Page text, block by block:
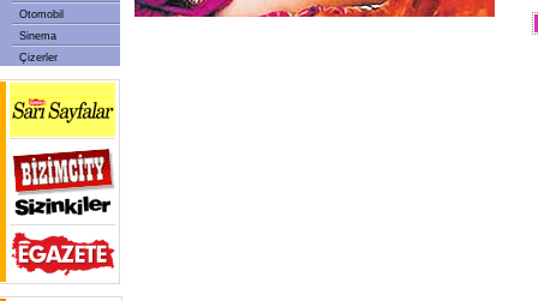
Otomobil
Sinema
Çizerler